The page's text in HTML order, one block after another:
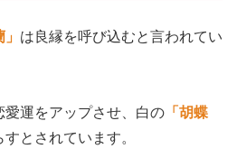
は良縁を呼び込むと言われてい
愛運をアップさせ、白の 「胡蝶
とされています。